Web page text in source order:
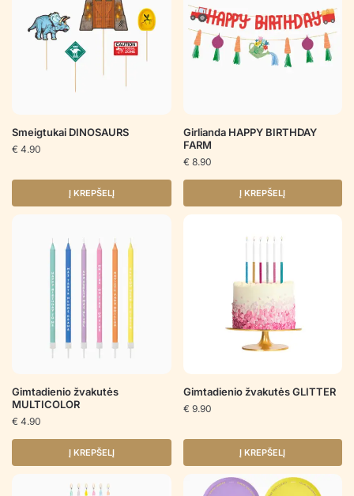
Smeigtukai DINOSAURS
€ 4.90
Į KREPŠELĮ
Girlianda HAPPY BIRTHDAY
FARM
€ 8.90
Į KREPŠELĮ
Gimtadienio žvakutės
MULTICOLOR
€ 4.90
Į KREPŠELĮ
Gimtadienio žvakutės GLITTER
€ 9.90
Į KREPŠELĮ